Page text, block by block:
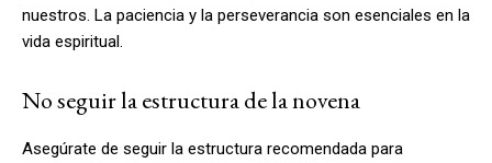
nuestros. La paciencia y la perseverancia son esenciales en la
vida espiritual.
No seguir la estructura de la novena
Asegúrate de seguir la estructura recomendada para